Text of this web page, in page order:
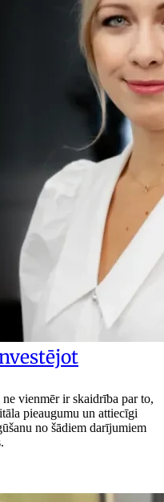
vienmēr ir skaidrība par to,
pieaugumu un attiecīgi
no šādiem darījumiem